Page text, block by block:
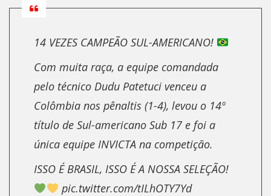
14 VEZES CAMPEÃO SUL-AMERICANO!
Com muita raça, a equipe comandada
pelo técnico Dudu Patetuci venceu a
Colômbia nos pênaltis (1-4), levou o 14º
título de Sul-americano Sub 17 e foi a
única equipe INVICTA na competição.
ISSO É BRASIL, ISSO É A NOSSA SELEÇÃO!
pic.twitter.com/tILhOTY7Yd